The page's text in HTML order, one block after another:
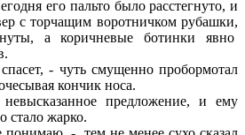
его пальто было расстегнуто, и
с торчащим воротничком рубашки,
а коричневые ботинки явно
- чуть смущенно пробормотал
кончик носа.
предложение, и ему
стало жарко.